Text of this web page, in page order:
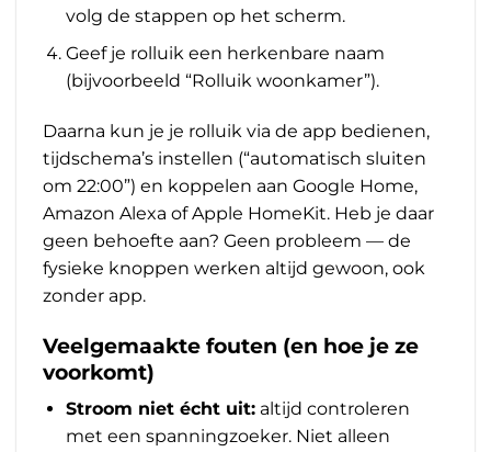
volg de stappen op het scherm.
Geef je rolluik een herkenbare naam
(bijvoorbeeld “Rolluik woonkamer”).
Daarna kun je je rolluik via de app bedienen,
tijdschema’s instellen (“automatisch sluiten
om 22:00”) en koppelen aan Google Home,
Amazon Alexa of Apple HomeKit. Heb je daar
geen behoefte aan? Geen probleem — de
fysieke knoppen werken altijd gewoon, ook
zonder app.
Veelgemaakte fouten (en hoe je ze
voorkomt)
Stroom niet écht uit:altijd controleren
met een spanningzoeker. Niet alleen